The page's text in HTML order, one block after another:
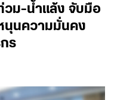
ม-น้ำแล้ง จับมือ
นุนความมั่นคง
ร